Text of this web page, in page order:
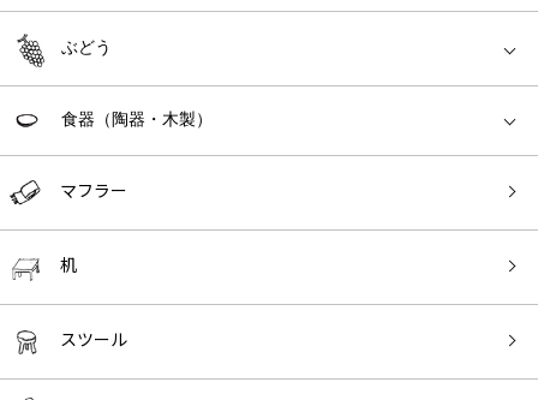
ぶどう
食器（陶器・木製）
マフラー
机
スツール